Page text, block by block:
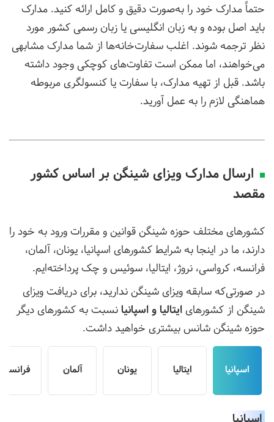
حتماً مدارک خود را به‌صورت دقیق و کامل ارائه کنید. مدارک
باید اصل بوده و به زبان انگلیسی یا زبان رسمی کشور مورد
نظر ترجمه شوند. اغلب سفارت‌خانه‌ها از شما مدارک مشابهی
می‌خواهند، اما ممکن است تفاوت‌های کوچکی وجود داشته
باشد. قبل از تهیه مدارک، با سفارت یا کنسولگری مربوطه
هماهنگی لازم را به عمل آورید.
ارسال مدارک ویزای شینگن بر اساس کشور
مقصد
کشورهای مختلف حوزه شینگن قوانین و مقررات ورود به خود را
دارند، ما در اینجا به شرایط کشورهای اسپانیا، یونان، آلمان،
فرانسه، کرواسی، نروژ، ایتالیا، سوئیس و چک پرداخته‌ایم.
در صورتی‌که سابقه ویزای شینگن ندارید، برای دریافت ویزای
شینگن از کشورهایایتالیا و اسپانیانسبت به کشورهای دیگر
حوزه شینگن شانس بیشتری خواهید داشت.
اسپانیا ایتالیا یونان آلمان فرانسه